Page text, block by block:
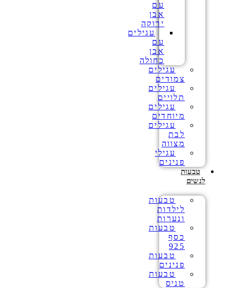
עם
אבן
ירוקה
עגילים
עם
אבן
כחולה
עגילים
צמודים
עגילים
תלויים
עגילים
מיוחדים
עגילים
לבת
מצווה
עגילי
פנינים
טבעות
לנשים
טבעות
לילדות
ונערות
טבעות
כסף
925
טבעות
פנינים
טבעות
טניס